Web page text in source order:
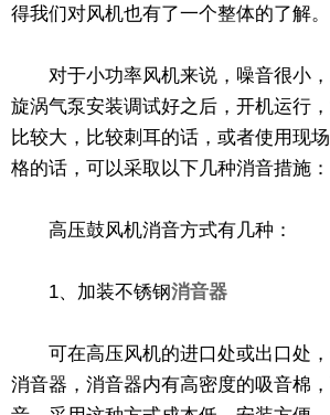
得我们对风机也有了一个整体的了解。
对于小功率风机来说，噪音很小，
旋涡气泵安装调试好之后，开机运行
比较大，比较刺耳的话，或者使用现
格的话，可以采取以下几种消音措施：
高压鼓风机消音方式有几种：
1、加装不锈钢消音器
可在高压风机的进口处或出口处，
消音器，消音器内有高密度的吸音棉